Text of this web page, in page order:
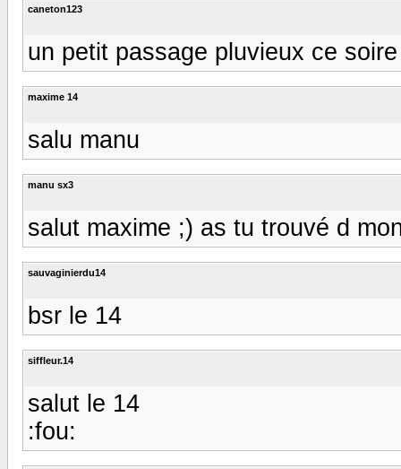
caneton123
un petit passage pluvieux ce soire
maxime 14
salu manu
manu sx3
salut maxime ;) as tu trouvé d
sauvaginierdu14
bsr le 14
siffleur.14
salut le 14
:fou: